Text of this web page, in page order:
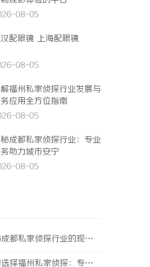
08-05
配眼镜 上海配眼镜
08-05
福州私家侦探行业发展与
应用全方位指南
08-05
成都私家侦探行业：专业
助力城市安宁
08-05
私家侦探行业的现状与未来发展趋势
福州私家侦探：专业服务与实用指南详解